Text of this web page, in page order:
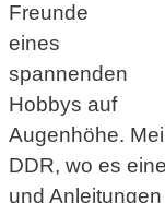
Freunde
eines
spannenden
Hobbys auf
Augenhöhe.
DDR, wo es
und